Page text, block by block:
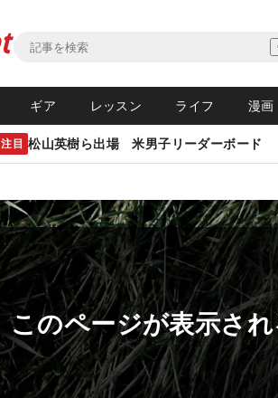
ギア レッスン ライフ 漫画
注目 松山英樹ら出場 米男子リーダーボード
このページが表示さ